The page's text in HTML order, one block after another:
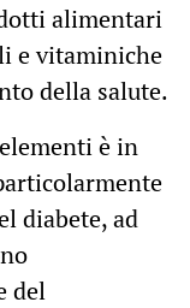
alimentari
e vitaminiche
della salute.
è in
diabete, ad
del